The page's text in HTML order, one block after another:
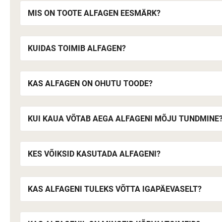
MIS ON TOOTE ALFAGEN EESMÄRK?
KUIDAS TOIMIB ALFAGEN?
KAS ALFAGEN ON OHUTU TOODE?
KUI KAUA VÕTAB AEGA ALFAGENI MÕJU
KES VÕIKSID KASUTADA ALFAGENI?
KAS ALFAGENI TULEKS VÕTTA IGAPÄEVASELT?